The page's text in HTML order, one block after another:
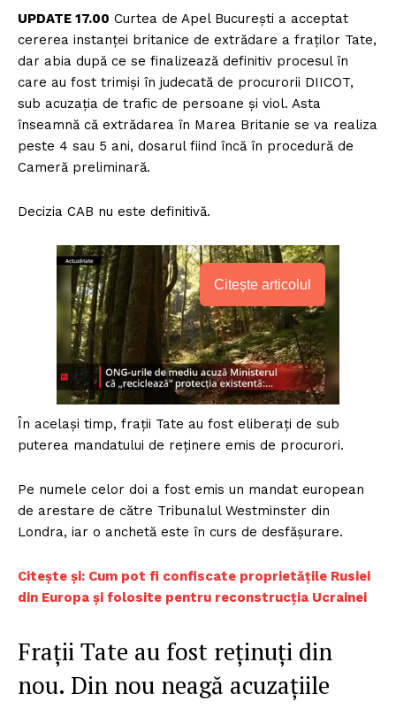
UPDATE 17.00 Curtea de Apel București a acceptat
cererea instanței britanice de extrădare a fraților Tate,
dar abia după ce se finalizează definitiv procesul în
care au fost trimiși în judecată de procurorii DIICOT,
sub acuzația de trafic de persoane și viol. Asta
înseamnă că extrădarea în Marea Britanie se va realiza
peste 4 sau 5 ani, dosarul fiind încă în procedură de
Cameră preliminară.
Decizia CAB nu este definitivă.
Citește articolul
În același timp, frații Tate au fost eliberați de sub
puterea mandatului de reținere emis de procurori.
Pe numele celor doi a fost emis un mandat european
de arestare de către Tribunalul Westminster din
Londra, iar o anchetă este în curs de desfășurare.
Citește și: Cum pot fi confiscate proprietățile Rusiei
din Europa și folosite pentru reconstrucția Ucrainei
Frații Tate au fost reținuți din
nou. Din nou neagă acuzațiile